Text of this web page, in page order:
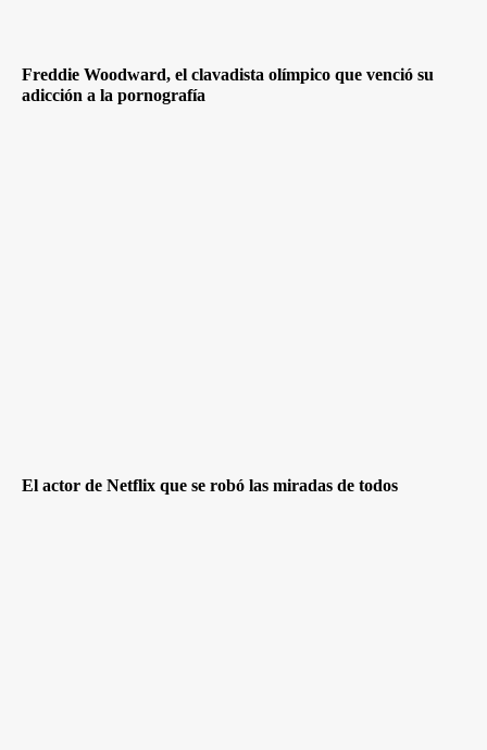
Freddie Woodward, el clavadista olímpico que venció su
adicción a la pornografía
El actor de Netflix que se robó las miradas de todos